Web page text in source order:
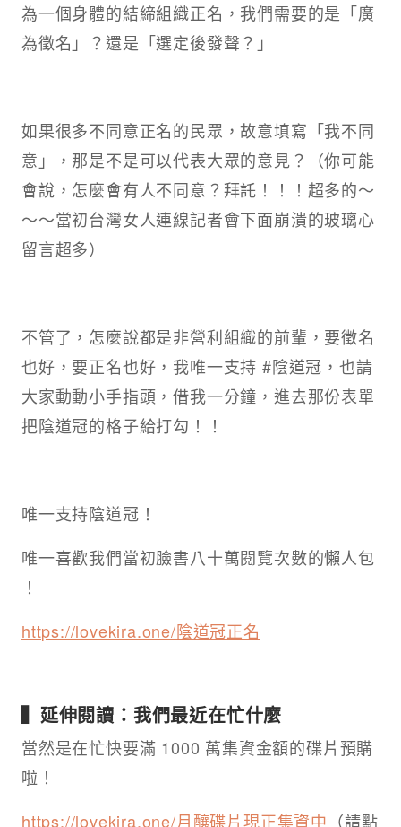
為一個身體的結締組織正名，我們需要的是「廣
為徵名」？還是「選定後發聲？」​
如果很多不同意正名的民眾，故意填寫「我不同
意」，那是不是可以代表大眾的意見？（你可能
會說，怎麼會有人不同意？拜託！！！超多的～
～～當初台灣女人連線記者會下面崩潰的玻璃心
留言超多）​
不管了，怎麼說都是非營利組織的前輩，要徵名
也好，要正名也好，我唯一支持 #陰道冠，也請
大家動動小手指頭，借我一分鐘，進去那份表單
把陰道冠的格子給打勾！！​
唯一支持陰道冠​！
唯一喜歡我們當初臉書八十萬閱覽次數的懶人包​
！
https://lovekira.one/陰道冠正名​
▍延伸閱讀：我們最近在忙什麼​
當然是在忙快要滿 1000 萬集資金額的碟片預購
啦！​
https://lovekira.one/月釀碟片現正集資中​ （請點